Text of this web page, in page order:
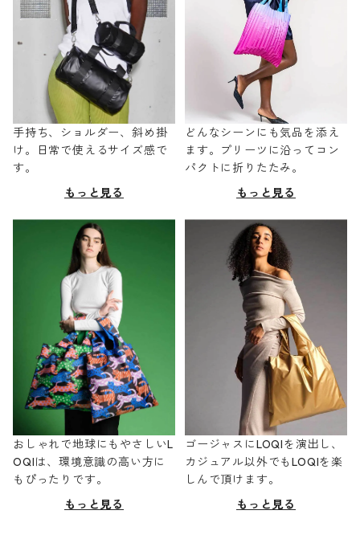
手持ち、ショルダー、斜め掛
け。日常で使えるサイズ感で
す。
もっと見る
どんなシーンにも気品を添え
ます。プリーツに沿ってコン
パクトに折りたたみ。
もっと見る
おしゃれで地球にもやさしいL
OQIは、環境意識の高い方に
もぴったりです。
もっと見る
ゴージャスにLOQIを演出し、
カジュアル以外でもLOQIを楽
しんで頂けます。
もっと見る